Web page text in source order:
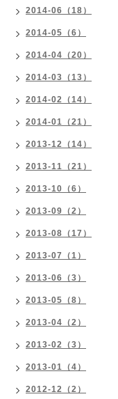
2014-06（18）
2014-05（6）
2014-04（20）
2014-03（13）
2014-02（14）
2014-01（21）
2013-12（14）
2013-11（21）
2013-10（6）
2013-09（2）
2013-08（17）
2013-07（1）
2013-06（3）
2013-05（8）
2013-04（2）
2013-02（3）
2013-01（4）
2012-12（2）